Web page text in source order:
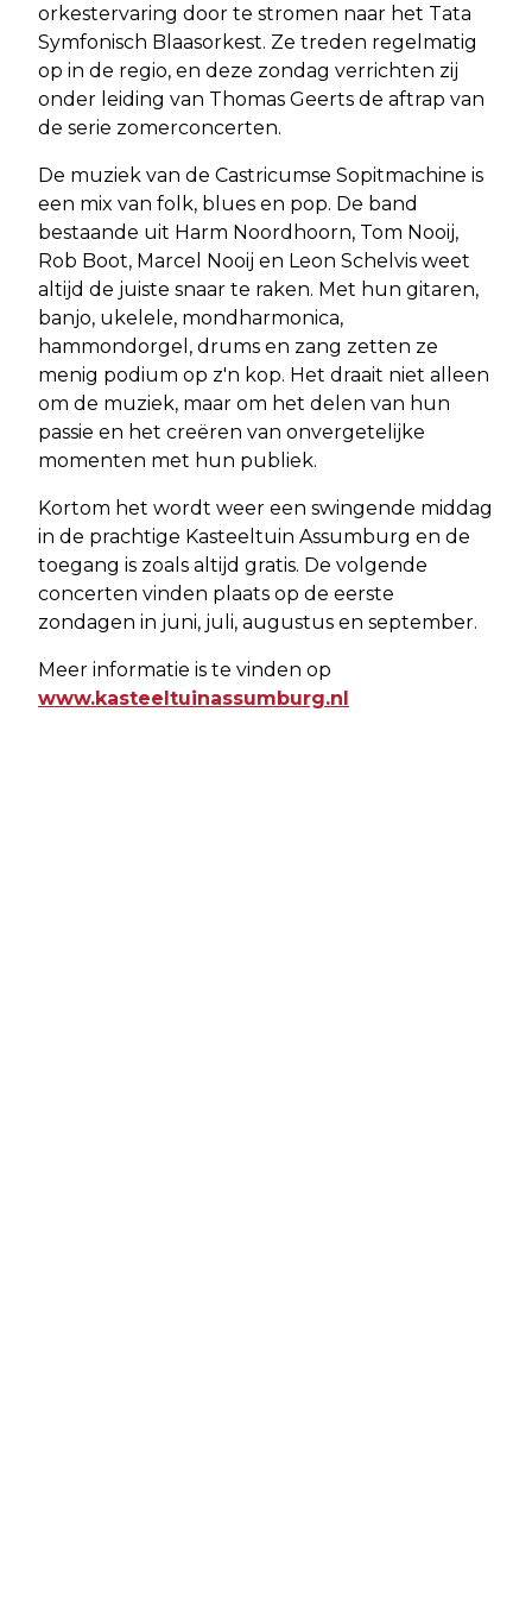
orkestervaring door te stromen naar het Tata
Symfonisch Blaasorkest. Ze treden regelmatig
op in de regio, en deze zondag verrichten zij
onder leiding van Thomas Geerts de aftrap van
de serie zomerconcerten.
De muziek van de Castricumse Sopitmachine is
een mix van folk, blues en pop. De band
bestaande uit Harm Noordhoorn, Tom Nooij,
Rob Boot, Marcel Nooij en Leon Schelvis weet
altijd de juiste snaar te raken. Met hun gitaren,
banjo, ukelele, mondharmonica,
hammondorgel, drums en zang zetten ze
menig podium op z'n kop. Het draait niet alleen
om de muziek, maar om het delen van hun
passie en het creëren van onvergetelijke
momenten met hun publiek.
Kortom het wordt weer een swingende middag
in de prachtige Kasteeltuin Assumburg en de
toegang is zoals altijd gratis. De volgende
concerten vinden plaats op de eerste
zondagen in juni, juli, augustus en september.
Meer informatie is te vinden op
www.kasteeltuinassumburg.nl